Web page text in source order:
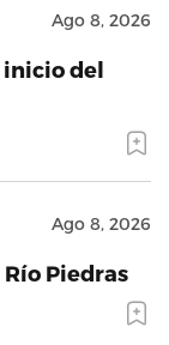
Ago 8, 2026
inicio del
Ago 8, 2026
Piedras